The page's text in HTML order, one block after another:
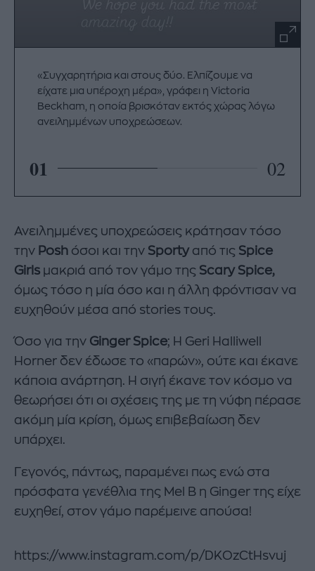
«Συγχαρητήρια και στους δύο. Ελπίζουμε να
είχατε μια υπέροχη μέρα», γράφει η Victoria
Beckham, η οποία βρισκόταν εκτός χώρας λόγω
ανειλημμένων υποχρεώσεων.
01 02
Ανειλημμένες υποχρεώσεις κράτησαν τόσο
την Posh όσοι και την Sportyαπό τις Spice
Girls μακριά από τον γάμο της Scary Spice,
όμως τόσο η μία όσο και η άλλη φρόντισαν να
ευχηθούν μέσα από stories τους.
Όσο για την Ginger Spice; Η Geri Halliwell
Horner δεν έδωσε το «παρών», ούτε και έκανε
κάποια ανάρτηση. Η σιγή έκανε τον κόσμο να
θεωρήσει ότι οι σχέσεις της με τη νύφη πέρασε
ακόμη μία κρίση, όμως επιβεβαίωση δεν
υπάρχει.
Γεγονός, πάντως, παραμένει πως ενώ στα
πρόσφατα γενέθλια της Mel B η Ginger της είχε
ευχηθεί, στον γάμο παρέμεινε απούσα!
https://www.instagram.com/p/DKOzCtHsvuj